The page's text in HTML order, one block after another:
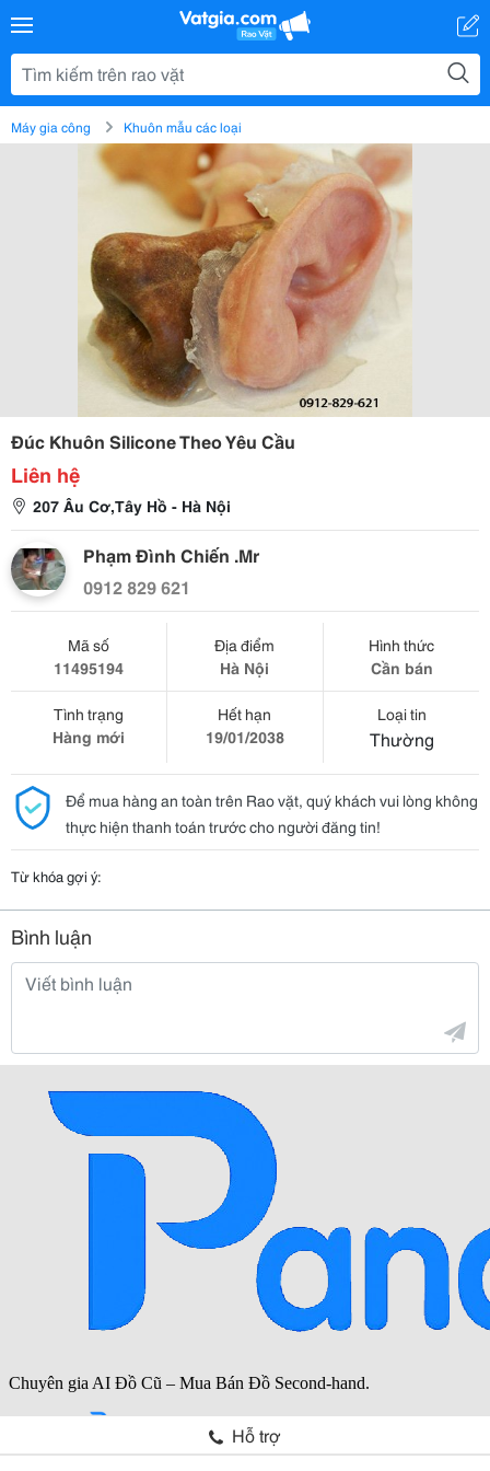
Máy gia công Khuôn mẫu các loại
Đúc Khuôn Silicone Theo Yêu Cầu
Liên hệ
207 Âu Cơ,Tây Hồ - Hà Nội
Phạm Đình Chiến .Mr
0912 829 621
Mã số
11495194
Địa điểm
Hà Nội
Hình thức
Cần bán
Tình trạng
Hàng mới
Hết hạn
19/01/2038
Loại tin
Thường
Để mua hàng an toàn trên Rao vặt, quý khách vui lòng không
thực hiện thanh toán trước cho người đăng tin!
Từ khóa gợi ý:
Bình luận
Hỗ trợ